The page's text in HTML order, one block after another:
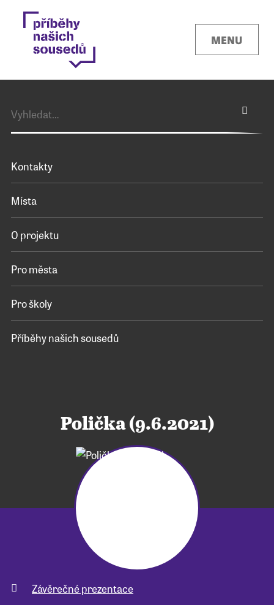
MENU
Kontakty
Místa
O projektu
Pro města
Pro školy
Příběhy našich sousedů
Polička (9.6.2021)
Závěrečné prezentace